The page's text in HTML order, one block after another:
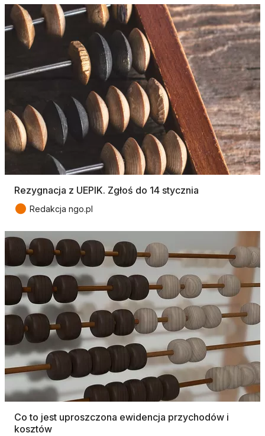
Rezygnacja z UEPIK. Zgłoś do 14 stycznia
● Redakcja ngo.pl
Co to jest uproszczona ewidencja przychodów i
kosztów